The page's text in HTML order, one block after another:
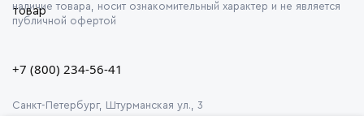
наличие товара, носит ознакомительный характер и не является
публичной офертой
+7 (800) 234-56-41
Санкт-Петербург, Штурманская ул., 3